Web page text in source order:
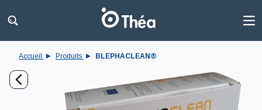
Accueil Produits BLEPHACLEAN®